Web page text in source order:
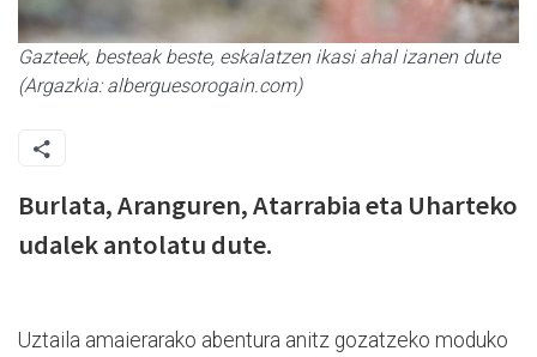
Gazteek, besteak beste, eskalatzen ikasi ahal izanen dute
(Argazkia: alberguesorogain.com)
Burlata, Aranguren, Atarrabia eta Uharteko
udalek antolatu dute.
Uztaila amaierarako abentura anitz gozatzeko moduko